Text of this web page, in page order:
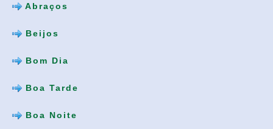
Abraços
Beijos
Bom Dia
Boa Tarde
Boa Noite